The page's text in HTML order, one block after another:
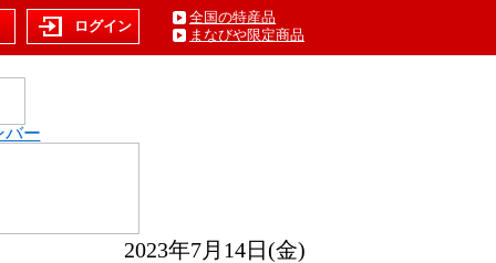
ログイン
全国の特産品
まなびや限定商品
バー
2023年7月14日(金)